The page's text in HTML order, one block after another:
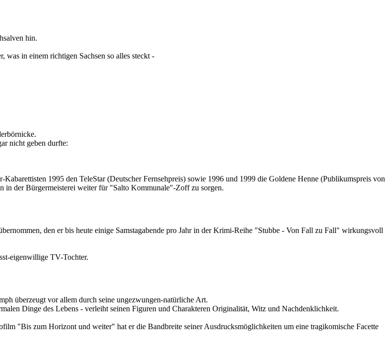
hin.
in einem richtigen Sachsen so alles steckt -
nicht geben durfte:
1995 den TeleStar (Deutscher Fernsehpreis) sowie 1996 und 1999 die Goldene Henne (Publikumspreis von
in der Bürgermeisterei weiter für "Salto Kommunale"-Zoff zu sorgen.
den er bis heute einige Samstagabende pro Jahr in der Krimi-Reihe "Stubbe - Von Fall zu Fall" wirkungsvoll
eigenwillige TV-Tochter.
überzeugt vor allem durch seine ungezwungen-natürliche Art.
Dinge des Lebens - verleiht seinen Figuren und Charakteren Originalität, Witz und Nachdenklichkeit.
"Bis zum Horizont und weiter" hat er die Bandbreite seiner Ausdrucksmöglichkeiten um eine tragikomische Facette